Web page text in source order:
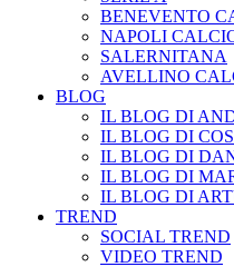
BENEVENTO
NAPOLI
SALERNITANA
AVELLINO
BLOG
IL BLOG DI
IL BLOG DI
IL BLOG DI
IL BLOG DI
IL BLOG DI
TREND
SOCIAL TREND
VIDEO TREND